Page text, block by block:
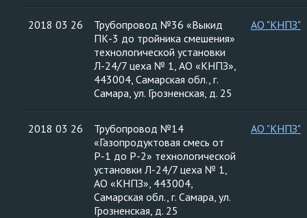
2018 03 26
Трубопровод №36 «Выкид
ПК-3 до тройника смешения»
технологической установки
Л-24/7 цеха № 1, АО «КНПЗ»,
443004, Самарская обл., г.
Самара, ул. Грозненская, д. 25
АО "КНПЗ"
2018 03 26
Трубопровод №14
«Газопродуктовая смесь от
Р-1 до Р-2» технологической
установки Л-24/7 цеха № 1,
АО «КНПЗ», 443004,
Самарская обл., г. Самара, ул.
Грозненская, д. 25
АО "КНПЗ"